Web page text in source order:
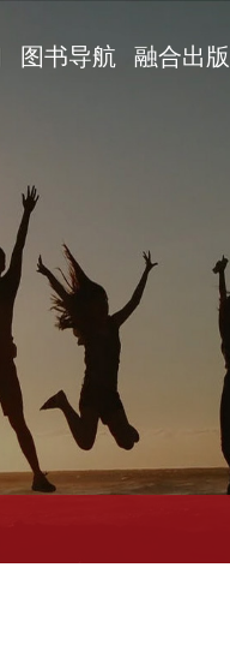
图书导航 融合出版